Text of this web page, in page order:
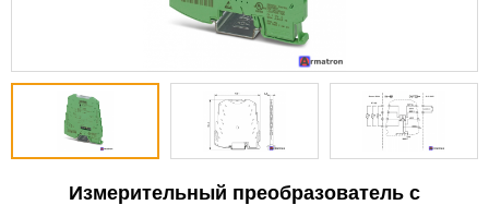
Измерительный преобразователь с